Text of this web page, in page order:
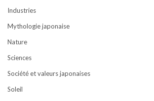
Industries
Mythologie japonaise
Nature
Sciences
Société et valeurs japonaises
Soleil